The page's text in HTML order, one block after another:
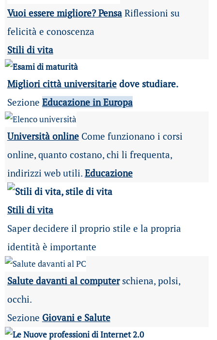
Vuoi essere migliore? PensaRiflessioni su
felicità e conoscenza
Stili di vita
Migliori città universitariedove studiare.
Sezione Educazione in Europa
Università online Come funzionano i corsi
online, quanto costano, chi li frequenta,
indirizzi web utili. Educazione
Stili di vita
Saper decidere il proprio stile e la propria
identità è importante
Salute davanti al computerschiena, polsi,
occhi.
Sezione Giovani e Salute